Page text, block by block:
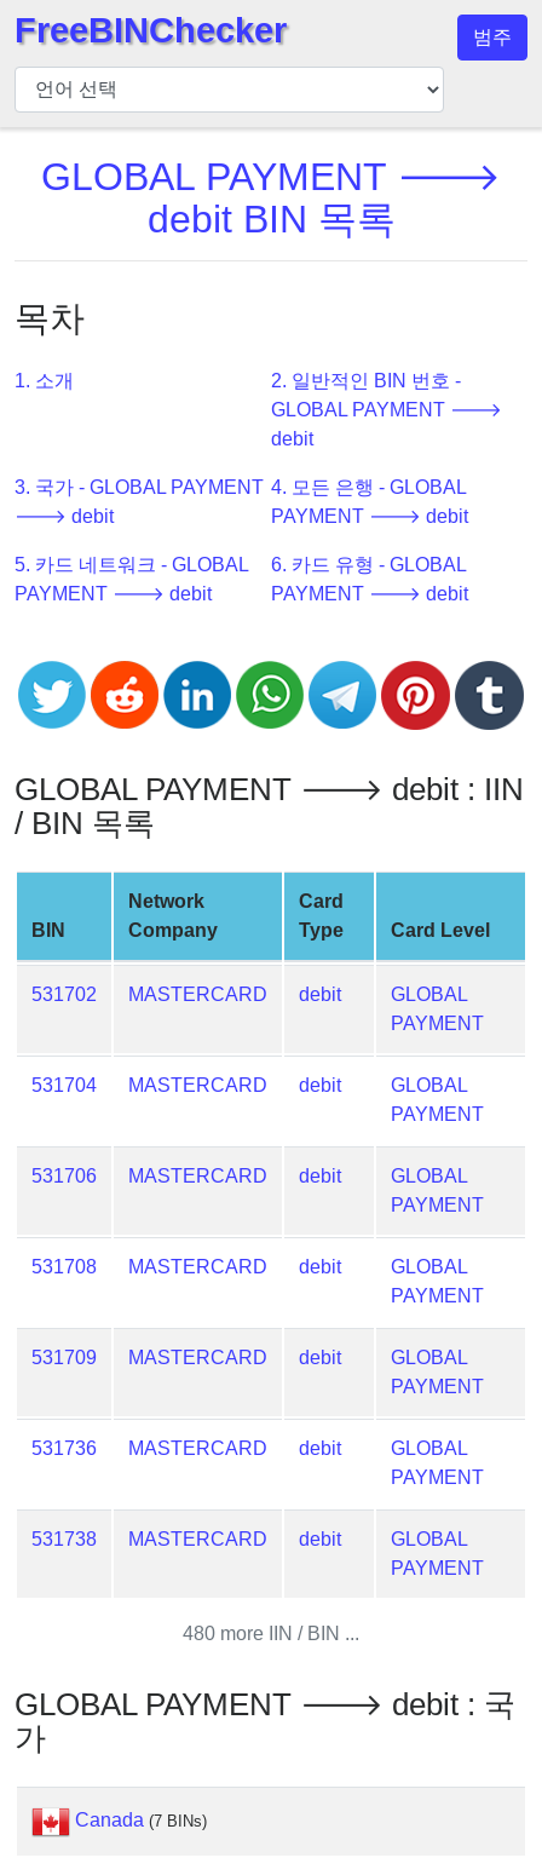
BIN
검
사
색
BIN
번
Generator
Checker
v2
CC
Generator
from
Credit
Validator
Credit
Card
Generator
Card
Generator
Generate
Credit
BIN
Card
Checker
What
My
IP
IP
BIN
Checker
/
Validator
FreeBINChecker 범주
GLOBAL PAYMENT 🡒
debit BIN 목록
목차
1. 소개
2. 일반적인 BIN 번호 -
GLOBAL PAYMENT 🡒
debit
3. 국가 - GLOBAL PAYMENT
🡒 debit
4. 모든 은행 - GLOBAL
PAYMENT 🡒 debit
5. 카드 네트워크 - GLOBAL
PAYMENT 🡒 debit
6. 카드 유형 - GLOBAL
PAYMENT 🡒 debit
GLOBAL PAYMENT 🡒 debit : IIN
/ BIN 목록
BIN
Network
Company
Card
Type
Card Level
531702 MASTERCARD debit
GLOBAL
PAYMENT
531704 MASTERCARD debit
GLOBAL
PAYMENT
531706 MASTERCARD debit
GLOBAL
PAYMENT
531708 MASTERCARD debit
GLOBAL
PAYMENT
531709 MASTERCARD debit
GLOBAL
PAYMENT
531736 MASTERCARD debit
GLOBAL
PAYMENT
531738 MASTERCARD debit
GLOBAL
PAYMENT
480 more IIN / BIN ...
GLOBAL PAYMENT 🡒 debit : 국
가
Canada (7 BINs)